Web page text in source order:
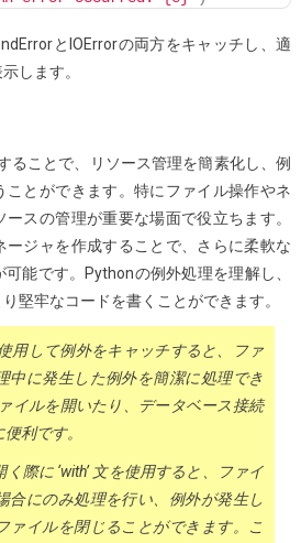
とIOErrorの両方をキャッチし、適
します。
ることで、リソース管理を簡素化し、例
ことができます。特にファイル操作やネ
スの管理が重要な場面で役立ちます。
ージャを作成することで、さらに柔軟な
能です。Pythonの例外処理を理解し、
堅牢なコードを書くことができます。
使用して例外をキャッチすると、ファ
中に発生した例外を簡潔に処理でき
ァイルを開いたり、データベース接続
利です。
際に ‘with’ 文を使用すると、ファイ
合にのみ処理を行い、例外が発生し
ァイルを閉じることができます。こ